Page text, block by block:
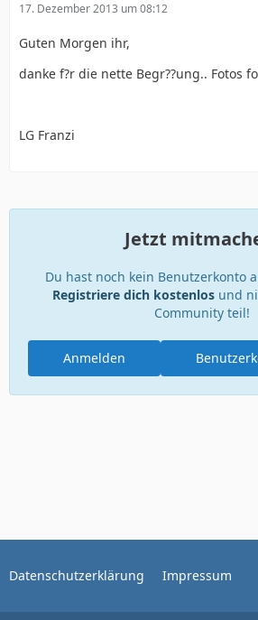
17. Dezember 2013 um 08:12
Guten Morgen ihr,
danke f?r die nette Begr??ung.. Fotos
LG Franzi
Jetzt
Du hast noch kein Benutzerkonto
Registriere dich kostenlos und
Community teil!
Anmelden
Datenschutzerklärung Impressum